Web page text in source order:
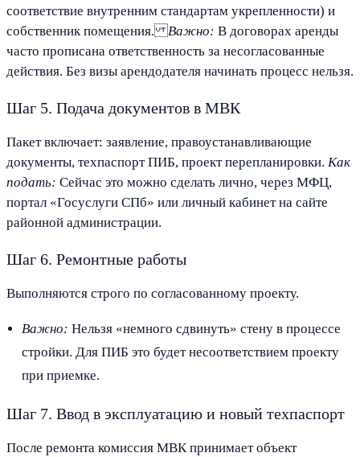
соответствие внутренним стандартам укрепленности) и
собственник помещения.Важно: В договорах аренды
часто прописана ответственность за несогласованные
действия. Без визы арендодателя начинать процесс нельзя.
Шаг 5. Подача документов в МВК
Пакет включает: заявление, правоустанавливающие
документы, техпаспорт ПИБ, проект перепланировки. Как
подать: Сейчас это можно сделать лично, через МФЦ,
портал «Госуслуги СПб» или личный кабинет на сайте
районной администрации.
Шаг 6. Ремонтные работы
Выполняются строго по согласованному проекту.
Важно: Нельзя «немного сдвинуть» стену в процессе
стройки. Для ПИБ это будет несоответствием проекту
при приемке.
Шаг 7. Ввод в эксплуатацию и новый техпаспорт
После ремонта комиссия МВК принимает объект